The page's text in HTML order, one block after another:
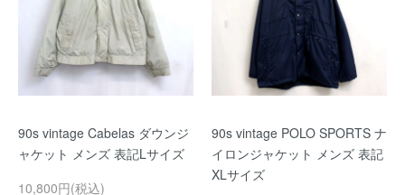
90s vintage Cabelas ダウンジ
ャケット メンズ 表記Lサイズ
10,800円(税込)
90s vintage POLO SPORTS ナ
イロンジャケット メンズ 表記
XLサイズ